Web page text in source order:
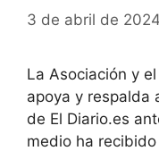
3 de abril de 2024
La Asociación y
apoya y respalda
de El Diario.es
medio ha